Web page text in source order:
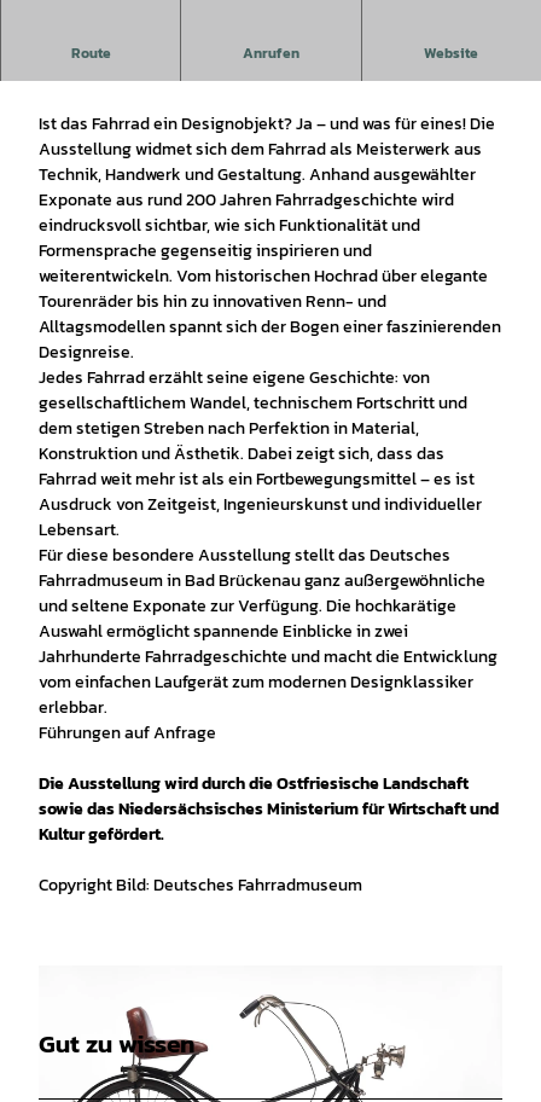
Route Anrufen Website
Feine Fahrräder – formvollendet & fantastisch (bis
Ist das Fahrrad ein Designobjekt? Ja – und was für eines! Die
Ausstellung widmet sich dem Fahrrad als Meisterwerk aus
Technik, Handwerk und Gestaltung. Anhand ausgewählter
Exponate aus rund 200 Jahren Fahrradgeschichte wird
eindrucksvoll sichtbar, wie sich Funktionalität und
Formensprache gegenseitig inspirieren und
weiterentwickeln. Vom historischen Hochrad über elegante
Tourenräder bis hin zu innovativen Renn- und
Alltagsmodellen spannt sich der Bogen einer faszinierenden
Designreise.
Jedes Fahrrad erzählt seine eigene Geschichte: von
gesellschaftlichem Wandel, technischem Fortschritt und
dem stetigen Streben nach Perfektion in Material,
Konstruktion und Ästhetik. Dabei zeigt sich, dass das
Fahrrad weit mehr ist als ein Fortbewegungsmittel – es ist
Ausdruck von Zeitgeist, Ingenieurskunst und individueller
Lebensart.
Für diese besondere Ausstellung stellt das Deutsches
Fahrradmuseum in Bad Brückenau ganz außergewöhnliche
und seltene Exponate zur Verfügung. Die hochkarätige
Auswahl ermöglicht spannende Einblicke in zwei
Jahrhunderte Fahrradgeschichte und macht die Entwicklung
vom einfachen Laufgerät zum modernen Designklassiker
erlebbar.
Führungen auf Anfrage
Die Ausstellung wird durch die Ostfriesische Landschaft
sowie das Niedersächsisches Ministerium für Wirtschaft und
Kultur gefördert.
Copyright Bild: Deutsches Fahrradmuseum
Gut zu wissen